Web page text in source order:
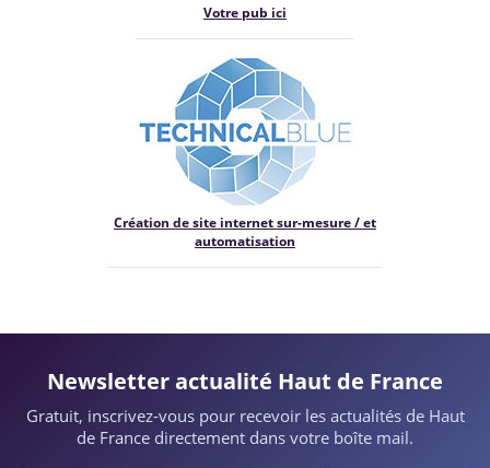
Votre pub ici
Création de site internet sur-mesure / et
automatisation
Newsletter actualité Haut de France
Gratuit, inscrivez-vous pour recevoir les actualités de Haut
de France directement dans votre boîte mail.